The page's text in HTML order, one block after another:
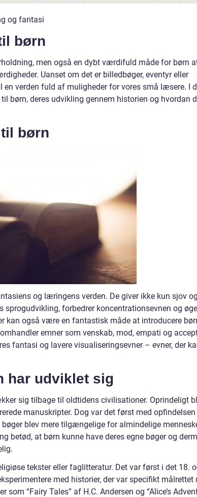
og fantasi
børn
men også en dybt værdifuld måde for børn
Uanset om det er billedbøger, eventyr eller
en verden fuld af muligheder for vores små læsere. I
børn, deres udvikling gennem historien og hvordan
børn
og læringens verden. De giver ikke kun sjov og
sprogudvikling, forbedrer koncentrationsevnen og
kan også være en fantastisk måde at introducere
emner som venskab, mod, empati og
fantasi og lavere visualiseringsevner – evner, der
har udviklet sig
sig tilbage til oldtidens civilisationer. Oprindeligt
manuskripter. Dog var det først med
blev mere tilgængelige for almindelige
betød, at børn kunne have deres egne bøger og
tekster eller faglitteratur. Det var først i det 18.
med historier, der var specifikt målrettet
“Fairy Tales” af H.C. Andersen og “Alice’s